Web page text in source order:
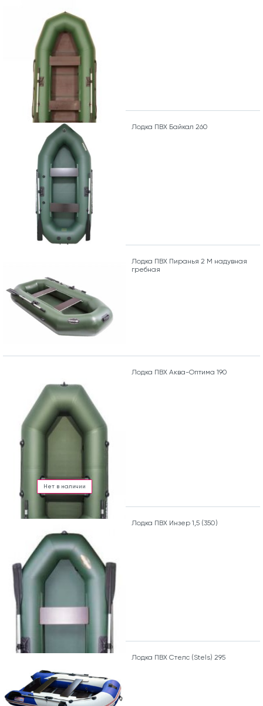
Лодка ПВХ Байкал 260
Лодка ПВХ Пиранья 2 М надувная
гребная
Нет в наличии
Лодка ПВХ Аква-Оптима 190
Лодка ПВХ Инзер 1,5 (350)
Лодка ПВХ Стелс (Stels) 295